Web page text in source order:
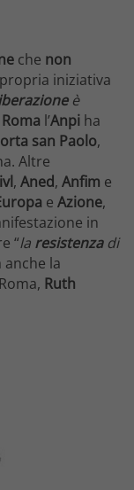
che non
iniziativa
è
Roma l’Anpi ha
san Paolo,
Altre
, Aned, Anfim e
e Azione,
in
“la resistenzadi
anche la
Ruth